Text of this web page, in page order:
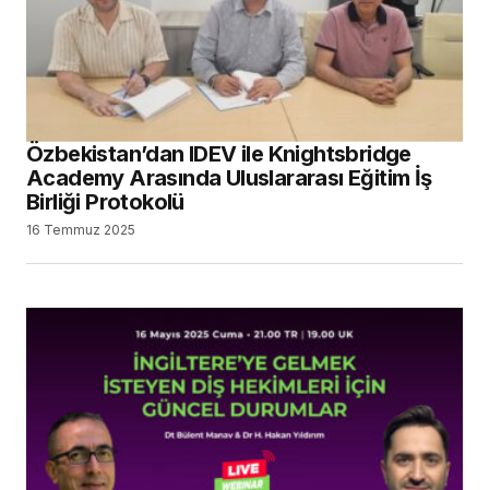
Özbekistan’dan IDEV ile Knightsbridge
Academy Arasında Uluslararası Eğitim İş
Birliği Protokolü
16 Temmuz 2025